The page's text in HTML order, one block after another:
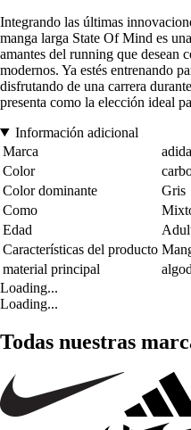
Integrando las últimas
manga larga State Of Mind es
amantes del running que desean
modernos. Ya estés entrenando
disfrutando de una carrera
presenta como la elección ideal
Información adicional
Marca
Color
Color dominante
Gris
Como
Edad
Características del producto
material principal
Loading...
Loading...
Todas nuestras